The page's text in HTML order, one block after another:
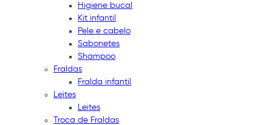
Higiene bucal
Kit infantil
Pele e cabelo
Sabonetes
Shampoo
Fraldas
Fralda infantil
Leites
Leites
Troca de Fraldas